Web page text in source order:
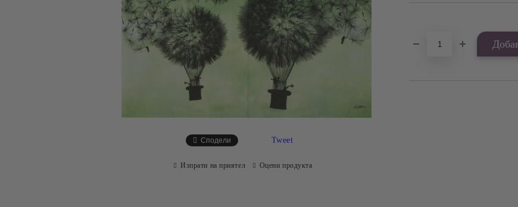
Сподели Tweet
Изпрати на приятел Оцени продукта